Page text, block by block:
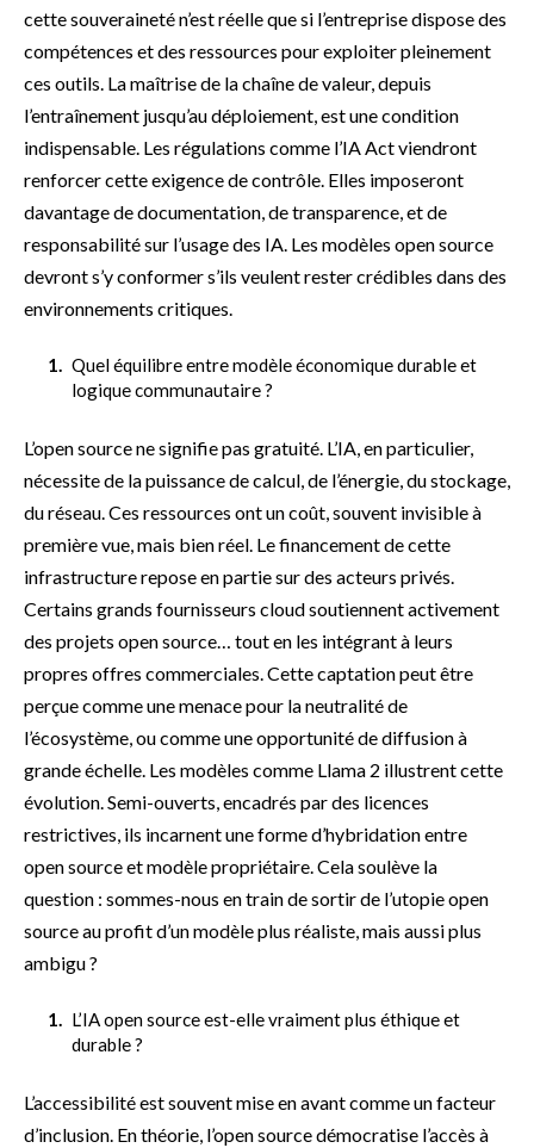
cette souveraineté n’est réelle que si l’entreprise dispose des
compétences et des ressources pour exploiter pleinement
ces outils. La maîtrise de la chaîne de valeur, depuis
l’entraînement jusqu’au déploiement, est une condition
indispensable. Les régulations comme l’IA Act viendront
renforcer cette exigence de contrôle. Elles imposeront
davantage de documentation, de transparence, et de
responsabilité sur l’usage des IA. Les modèles open source
devront s’y conformer s’ils veulent rester crédibles dans des
environnements critiques.
Quel équilibre entre modèle économique durable et
logique communautaire ?
L’open source ne signifie pas gratuité. L’IA, en particulier,
nécessite de la puissance de calcul, de l’énergie, du stockage,
du réseau. Ces ressources ont un coût, souvent invisible à
première vue, mais bien réel. Le financement de cette
infrastructure repose en partie sur des acteurs privés.
Certains grands fournisseurs cloud soutiennent activement
des projets open source… tout en les intégrant à leurs
propres offres commerciales. Cette captation peut être
perçue comme une menace pour la neutralité de
l’écosystème, ou comme une opportunité de diffusion à
grande échelle. Les modèles comme Llama 2 illustrent cette
évolution. Semi-ouverts, encadrés par des licences
restrictives, ils incarnent une forme d’hybridation entre
open source et modèle propriétaire. Cela soulève la
question : sommes-nous en train de sortir de l’utopie open
source au profit d’un modèle plus réaliste, mais aussi plus
ambigu ?
L’IA open source est-elle vraiment plus éthique et
durable ?
L’accessibilité est souvent mise en avant comme un facteur
d’inclusion. En théorie, l’open source démocratise l’accès à